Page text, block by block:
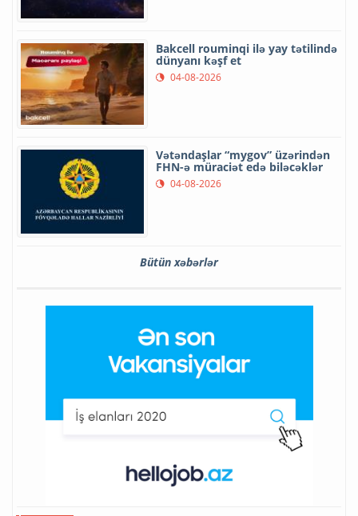
Bakcell rouminqi ilə yay tətilində
dünyanı kəşf et
04-08-2026
Vətəndaşlar “mygov” üzərindən
FHN-ə müraciət edə biləcəklər
04-08-2026
Bütün xəbərlər